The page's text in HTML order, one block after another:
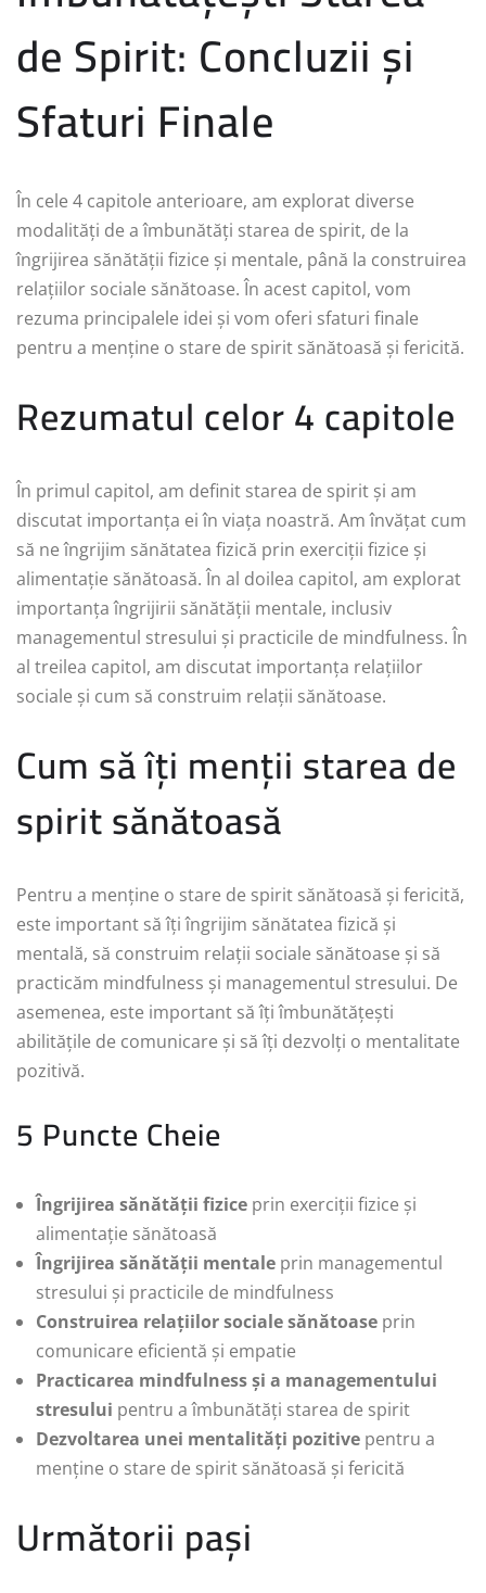
de Spirit: Concluzii și
Sfaturi Finale
În cele 4 capitole anterioare, am explorat diverse
modalități de a îmbunătăți starea de spirit, de la
îngrijirea sănătății fizice și mentale, până la construirea
relațiilor sociale sănătoase. În acest capitol, vom
rezuma principalele idei și vom oferi sfaturi finale
pentru a menține o stare de spirit sănătoasă și fericită.
Rezumatul celor 4 capitole
În primul capitol, am definit starea de spirit și am
discutat importanța ei în viața noastră. Am învățat cum
să ne îngrijim sănătatea fizică prin exerciții fizice și
alimentație sănătoasă. În al doilea capitol, am explorat
importanța îngrijirii sănătății mentale, inclusiv
managementul stresului și practicile de mindfulness. În
al treilea capitol, am discutat importanța relațiilor
sociale și cum să construim relații sănătoase.
Cum să îți menții starea de
spirit sănătoasă
Pentru a menține o stare de spirit sănătoasă și fericită,
este important să îți îngrijim sănătatea fizică și
mentală, să construim relații sociale sănătoase și să
practicăm mindfulness și managementul stresului. De
asemenea, este important să îți îmbunătățești
abilitățile de comunicare și să îți dezvolți o mentalitate
pozitivă.
5 Puncte Cheie
Îngrijirea sănătății fizice prin exerciții fizice și
alimentație sănătoasă
Îngrijirea sănătății mentale prin managementul
stresului și practicile de mindfulness
Construirea relațiilor sociale sănătoase prin
comunicare eficientă și empatie
Practicarea mindfulness și a managementului
stresului pentru a îmbunătăți starea de spirit
Dezvoltarea unei mentalități pozitive pentru a
menține o stare de spirit sănătoasă și fericită
Următorii pași